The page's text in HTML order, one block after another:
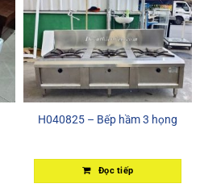
H040825 – Bếp hầm 3 họng
Đọc tiếp